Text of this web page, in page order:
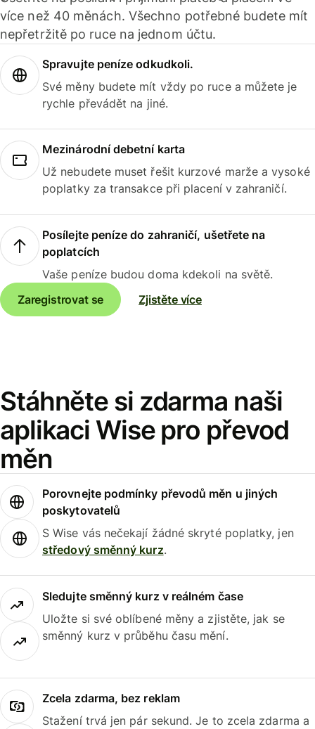
více než 40 měnách. Všechno potřebné budete mít
nepřetržitě po ruce na jednom účtu.
Spravujte peníze odkudkoli.
Své měny budete mít vždy po ruce a můžete je
rychle převádět na jiné.
Mezinárodní debetní karta
Už nebudete muset řešit kurzové marže a vysoké
poplatky za transakce při placení v zahraničí.
Posílejte peníze do zahraničí, ušetřete na
poplatcích
Vaše peníze budou doma kdekoli na světě.
Zaregistrovat se
Zjistěte více
Stáhněte si zdarma naši
aplikaci Wise pro převod
měn
Porovnejte podmínky převodů měn u jiných
poskytovatelů
S Wise vás nečekají žádné skryté poplatky, jen
středový směnný kurz.
Sledujte směnný kurz v reálném čase
Uložte si své oblíbené měny a zjistěte, jak se
směnný kurz v průběhu času mění.
Zcela zdarma, bez reklam
Stažení trvá jen pár sekund. Je to zcela zdarma a